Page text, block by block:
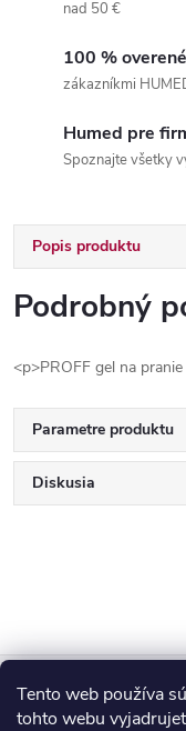
Tento web používa
tohto webu
nad 50 €
100 % overené
zákazníkmi
Humed pre
Spoznajte všetky
Popis produktu
Podrobný
<p>PROFF gel na
Parametre produktu
Diskusia
ZBlog